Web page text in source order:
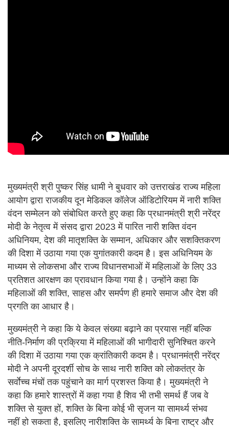
मुख्यमंत्री श्री पुष्कर सिंह धामी ने बुधवार को उत्तराखंड राज्य महिला
आयोग द्वारा राजकीय दून मेडिकल कॉलेज ऑडिटोरियम में नारी शक्ति
वंदन सम्मेलन को संबोधित करते हुए कहा कि प्रधानमंत्री श्री नरेंद्र
मोदी के नेतृत्व में संसद द्वारा 2023 में पारित नारी शक्ति वंदन
अधिनियम, देश की मातृशक्ति के सम्मान, अधिकार और सशक्तिकरण
की दिशा में उठाया गया एक युगांतकारी कदम है। इस अधिनियम के
माध्यम से लोकसभा और राज्य विधानसभाओं में महिलाओं के लिए 33
प्रतिशत आरक्षण का प्रावधान किया गया है। उन्होंने कहा कि
महिलाओं की शक्ति, साहस और समर्पण ही हमारे समाज और देश की
प्रगति का आधार है।
मुख्यमंत्री ने कहा कि ये केवल संख्या बढ़ाने का प्रयास नहीं बल्कि
नीति-निर्माण की प्रक्रिया में महिलाओं की भागीदारी सुनिश्चित करने
की दिशा में उठाया गया एक क्रांतिकारी कदम है। प्रधानमंत्री नरेंद्र
मोदी ने अपनी दूरदर्शी सोच के साथ नारी शक्ति को लोकतंत्र के
सर्वाेच्च मंचों तक पहुंचाने का मार्ग प्रशस्त किया है। मुख्यमंत्री ने
कहा कि हमारे शास्त्रों में कहा गया है शिव भी तभी समर्थ हैं जब वे
शक्ति से युक्त हों, शक्ति के बिना कोई भी सृजन या सामर्थ्य संभव
नहीं हो सकता है, इसलिए नारीशक्ति के सामर्थ्य के बिना राष्ट्र और